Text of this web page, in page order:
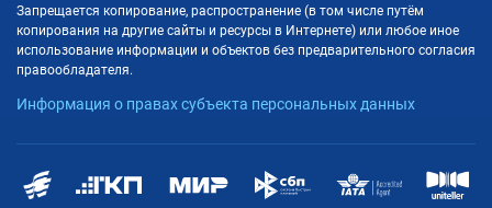
Запрещается копирование, распространение (в том числе путём
копирования на другие сайты и ресурсы в Интернете) или любое иное
использование информации и объектов без предварительного согласия
правообладателя.
Информация о правах субъекта персональных данных